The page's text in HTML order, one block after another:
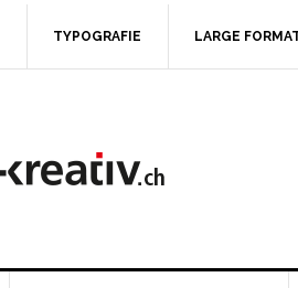
TYPOGRAFIE LARGE